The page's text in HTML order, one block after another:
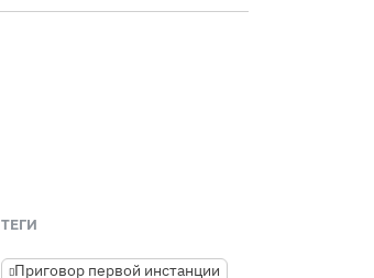
ТЕГИ
Приговор первой инстанции